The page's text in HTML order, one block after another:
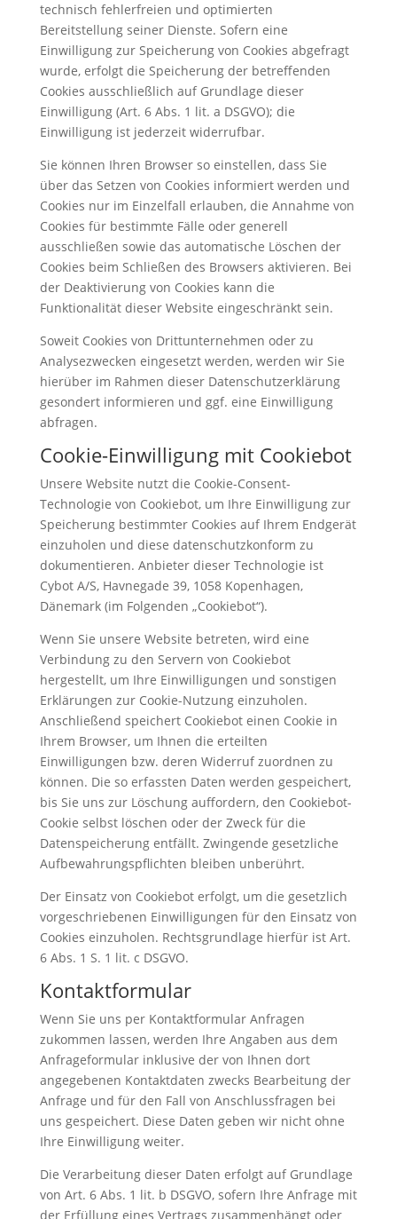
technisch fehlerfreien und optimierten
Bereitstellung seiner Dienste. Sofern eine
Einwilligung zur Speicherung von Cookies abgefragt
wurde, erfolgt die Speicherung der betreffenden
Cookies ausschließlich auf Grundlage dieser
Einwilligung (Art. 6 Abs. 1 lit. a DSGVO); die
Einwilligung ist jederzeit widerrufbar.
Sie können Ihren Browser so einstellen, dass Sie
über das Setzen von Cookies informiert werden und
Cookies nur im Einzelfall erlauben, die Annahme von
Cookies für bestimmte Fälle oder generell
ausschließen sowie das automatische Löschen der
Cookies beim Schließen des Browsers aktivieren. Bei
der Deaktivierung von Cookies kann die
Funktionalität dieser Website eingeschränkt sein.
Soweit Cookies von Drittunternehmen oder zu
Analysezwecken eingesetzt werden, werden wir Sie
hierüber im Rahmen dieser Datenschutzerklärung
gesondert informieren und ggf. eine Einwilligung
abfragen.
Cookie-Einwilligung mit Cookiebot
Unsere Website nutzt die Cookie-Consent-
Technologie von Cookiebot, um Ihre Einwilligung zur
Speicherung bestimmter Cookies auf Ihrem Endgerät
einzuholen und diese datenschutzkonform zu
dokumentieren. Anbieter dieser Technologie ist
Cybot A/S, Havnegade 39, 1058 Kopenhagen,
Dänemark (im Folgenden „Cookiebot“).
Wenn Sie unsere Website betreten, wird eine
Verbindung zu den Servern von Cookiebot
hergestellt, um Ihre Einwilligungen und sonstigen
Erklärungen zur Cookie-Nutzung einzuholen.
Anschließend speichert Cookiebot einen Cookie in
Ihrem Browser, um Ihnen die erteilten
Einwilligungen bzw. deren Widerruf zuordnen zu
können. Die so erfassten Daten werden gespeichert,
bis Sie uns zur Löschung auffordern, den Cookiebot-
Cookie selbst löschen oder der Zweck für die
Datenspeicherung entfällt. Zwingende gesetzliche
Aufbewahrungspflichten bleiben unberührt.
Der Einsatz von Cookiebot erfolgt, um die gesetzlich
vorgeschriebenen Einwilligungen für den Einsatz von
Cookies einzuholen. Rechtsgrundlage hierfür ist Art.
6 Abs. 1 S. 1 lit. c DSGVO.
Kontaktformular
Wenn Sie uns per Kontaktformular Anfragen
zukommen lassen, werden Ihre Angaben aus dem
Anfrageformular inklusive der von Ihnen dort
angegebenen Kontaktdaten zwecks Bearbeitung der
Anfrage und für den Fall von Anschlussfragen bei
uns gespeichert. Diese Daten geben wir nicht ohne
Ihre Einwilligung weiter.
Die Verarbeitung dieser Daten erfolgt auf Grundlage
von Art. 6 Abs. 1 lit. b DSGVO, sofern Ihre Anfrage mit
der Erfüllung eines Vertrags zusammenhängt oder